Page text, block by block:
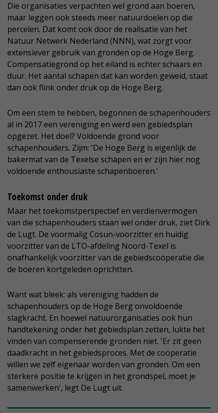
Die organisaties verpachten wel grond aan boeren,
maar leggen ook steeds meer natuurdoelen op die
percelen. Dat komt ook door de realisatie van het
Natuur Netwerk Nederland (NNN), wat zorgt voor
extensiever gebruik van gronden op de Hoge Berg.
Compensatiegrond op het eiland is echter schaars en
duur. Het aantal schapen dat kan worden geweid, staat
dan ook flink onder druk op de Hoge Berg.
Om een stem te hebben, begonnen de schapenhouders
al in 2017 een vereniging en werd een gebiedsplan
opgezet. Het doel? Voldoende grond voor
schapenhouders. Zijm: 'De Hoge Berg is eigenlijk de
bakermat van de Texelse schapen en er zijn hier nog
voldoende enthousiaste schapenboeren.'
Toekomst onder druk
Maar het toekomstperspectief en verdienvermogen
van die schapenhouders staan wel onder druk, ziet Dirk
de Lugt. De voormalig Cosun-voorzitter en huidig
voorzitter van de LTO-afdeling Noord-Texel is
onafhankelijk voorzitter van de gebiedscoöperatie die
de boeren kortgeleden oprichtten.
Want wat bleek: als vereniging hadden de
schapenhouders op de Hoge Berg onvoldoende
slagkracht. En hoewel natuurorganisaties ook hun
handtekening onder het gebiedsplan zetten, lukte het
vinden van compenserende gronden niet. 'Er zit geen
daadkracht in het gebiedsproces. Met de coöperatie
willen we zelf eigenaar worden van gronden. Om een
sterkere positie te krijgen in het grondspel, moet je
samenwerken', legt De Lugt uit.